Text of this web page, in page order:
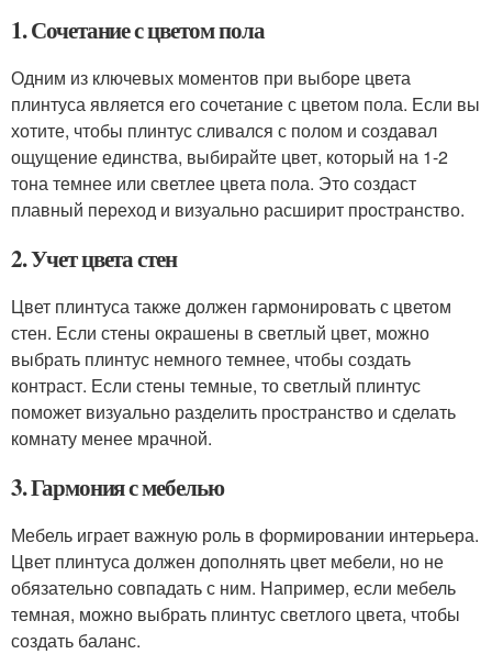
1. Сочетание с цветом пола
Одним из ключевых моментов при выборе цвета
плинтуса является его сочетание с цветом пола. Если вы
хотите, чтобы плинтус сливался с полом и создавал
ощущение единства, выбирайте цвет, который на 1-2
тона темнее или светлее цвета пола. Это создаст
плавный переход и визуально расширит пространство.
2. Учет цвета стен
Цвет плинтуса также должен гармонировать с цветом
стен. Если стены окрашены в светлый цвет, можно
выбрать плинтус немного темнее, чтобы создать
контраст. Если стены темные, то светлый плинтус
поможет визуально разделить пространство и сделать
комнату менее мрачной.
3. Гармония с мебелью
Мебель играет важную роль в формировании интерьера.
Цвет плинтуса должен дополнять цвет мебели, но не
обязательно совпадать с ним. Например, если мебель
темная, можно выбрать плинтус светлого цвета, чтобы
создать баланс.